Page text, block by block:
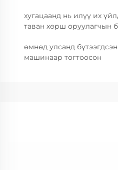
хугацаанд нь илүү их
таван хөрш оруулагчын
өмнөд улсанд
машинаар тогтоосон